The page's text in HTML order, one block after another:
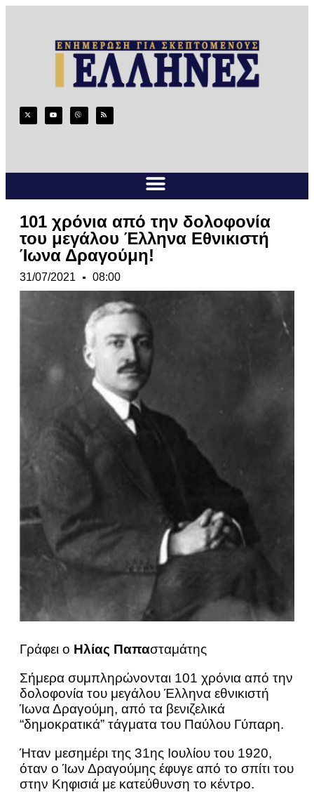
101 χρόνια από την δολοφονία
του μεγάλου Έλληνα Εθνικιστή
Ίωνα Δραγούμη!
31/07/2021 08:00
Γράφει ο Ηλίας Παπασταμάτης
Σήμερα συμπληρώνονται 101 χρόνια από την
δολοφονία του μεγάλου Έλληνα εθνικιστή
Ίωνα Δραγούμη, από τα βενιζελικά
“δημοκρατικά” τάγματα του Παύλου Γύπαρη.
Ήταν μεσημέρι της 31ης Ιουλίου του 1920,
όταν ο Ίων Δραγούμης έφυγε από το σπίτι του
στην Κηφισιά με κατεύθυνση το κέντρο.